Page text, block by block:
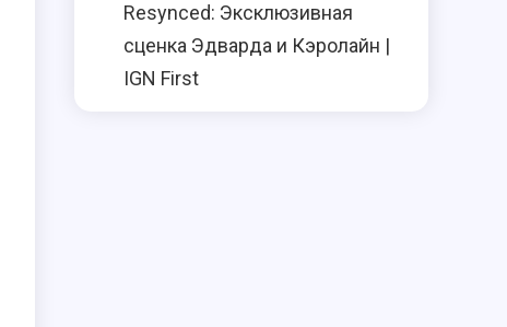
Resynced: Эксклюзивная
сценка Эдварда и Кэролайн |
IGN First